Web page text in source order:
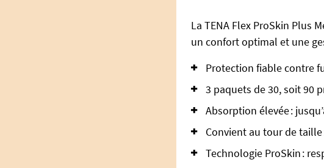
La TENA Flex ProSkin Plus
un confort optimal et une
Protection fiable contre
3 paquets de 30, soit 90
Absorption élevée :
Convient au tour de taille
Technologie ProSkin :